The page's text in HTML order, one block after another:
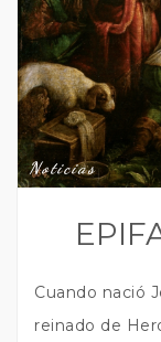
Noticias
Cuando nació
reinado de